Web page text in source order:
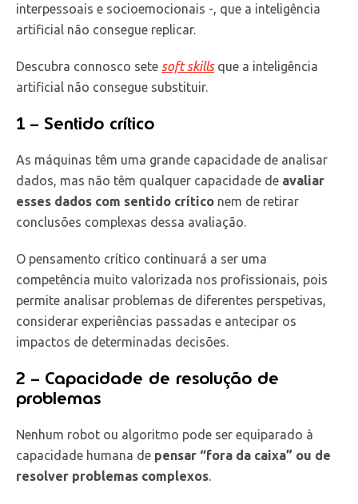
interpessoais e socioemocionais -, que a inteligência
artificial não consegue replicar.
Descubra connosco sete soft skillsque a inteligência
artificial não consegue substituir.
1 – Sentido crítico
As máquinas têm uma grande capacidade de analisar
dados, mas não têm qualquer capacidade de avaliar
esses dados com sentido crítico nem de retirar
conclusões complexas dessa avaliação.
O pensamento crítico continuará a ser uma
competência muito valorizada nos profissionais, pois
permite analisar problemas de diferentes perspetivas,
considerar experiências passadas e antecipar os
impactos de determinadas decisões.
2 – Capacidade de resolução de
problemas
Nenhum robot ou algoritmo pode ser equiparado à
capacidade humana de pensar “fora da caixa” ou de
resolver problemas complexos